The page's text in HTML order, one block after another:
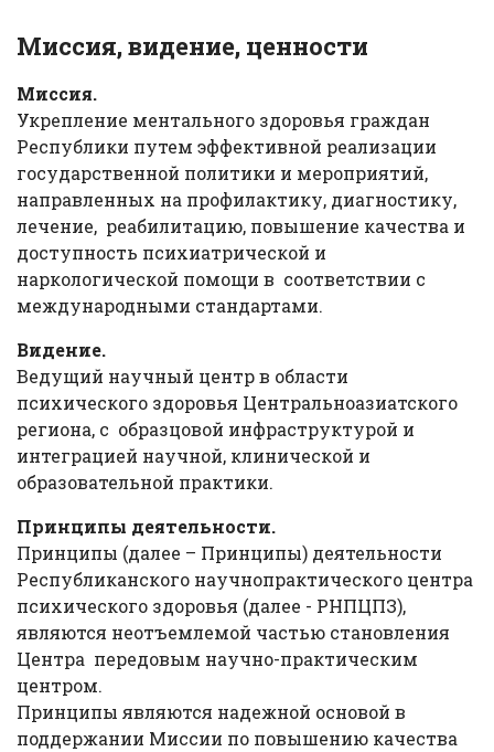
Миссия, видение, ценности
Миссия.
Укрепление ментального здоровья граждан
Республики путем эффективной реализации
государственной политики и мероприятий,
направленных на профилактику, диагностику,
лечение, реабилитацию, повышение качества и
доступность психиатрической и
наркологической помощи в соответствии с
международными стандартами.
Видение.
Ведущий научный центр в области
психического здоровья Центральноазиатского
региона, с образцовой инфраструктурой и
интеграцией научной, клинической и
образовательной практики.
Принципы деятельности.
Принципы (далее – Принципы) деятельности
Республиканского научнопрактического центра
психического здоровья (далее - РНПЦПЗ),
являются неотъемлемой частью становления
Центра передовым научно-практическим
центром.
Принципы являются надежной основой в
поддержании Миссии по повышению качества